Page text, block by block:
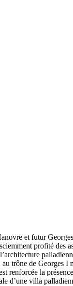
et futur
profité des
trône de
la
d’une villa